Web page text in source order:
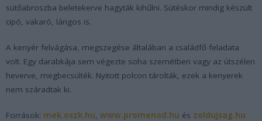
sütőabroszba beletekerve hagyták kihűlni. Sütéskor mindig készült
cipó, vakaró, lángos is.
A kenyér felvágása, megszegése általában a családfő feladata
volt. Egy darabkája sem végezte soha szemétben vagy az útszélen
heverve, megbecsülték. Nyitott polcon tárolták, ezek a kenyerek
nem száradtak ki.
Források: mek.oszk.hu, www.promenad.hu és zoldujsag.hu